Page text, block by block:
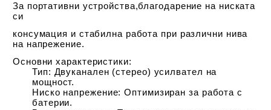
За портативни устройства,благодарение на ниската
си
консумация и стабилна работа при различни нива
на напрежение.
Основни характеристики:
Тип: Двуканален (стерео) усилвател на
мощност.
Ниско напрежение: Оптимизиран за работа с
батерии.